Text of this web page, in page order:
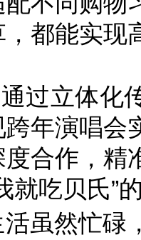
都能实现
过立体化
年演唱会
合作，精
就吃贝氏”
虽然忙碌